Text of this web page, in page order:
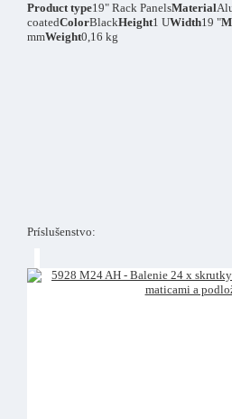
Product type19" Rack PanelsMaterial
coatedColorBlackHeight1 UWidth19 "
mmWeight0,16 kg
Príslušenstvo: